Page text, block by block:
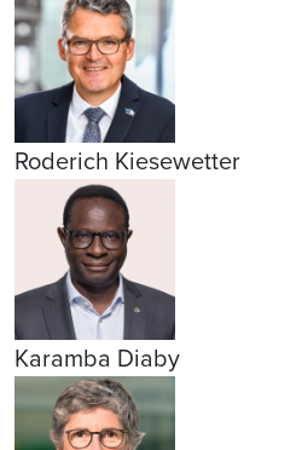
Roderich Kiesewetter
Karamba Diaby